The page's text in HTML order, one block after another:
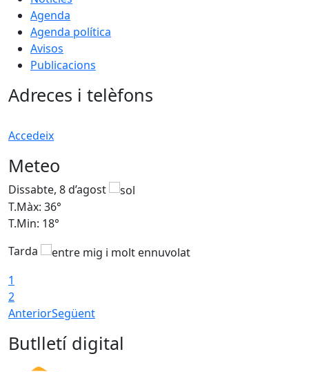
Agenda
Agenda política
Avisos
Publicacions
Adreces i telèfons
Accedeix
Meteo
Dissabte, 8 d’agost
T.Màx: 36°
T.Min: 18°
Tarda
1
2
AnteriorSegüent
Butlletí digital